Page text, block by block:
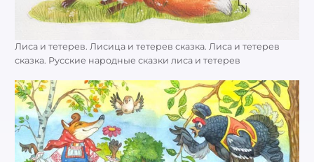
Лиса и тетерев. Лисица и тетерев сказка. Лиса и тетерев
сказка. Русские народные сказки лиса и тетерев